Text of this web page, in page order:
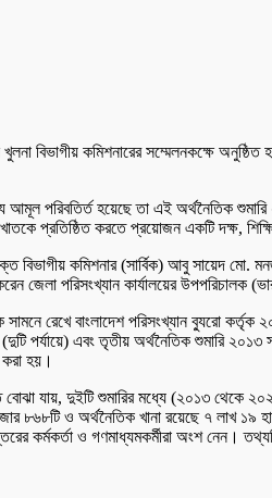
বিভাগীয় কমিশনারের সম্মেলনকক্ষে
আমূল পরিবতির্ত হয়েছে তা এই অর্থনৈতিক
প্রতিষ্ঠিত করতে প্রয়োজন একটি দক্ষ,
বিভাগীয় কমিশনার (সার্বিক) আবু সায়েদ
জেলা পরিসংখ্যান কার্যালয়ের উপপরিচালক
রেখে বাংলাদেশ পরিসংখ্যান ব্যুরো
পর্যায়ে) এবং তৃতীয় অর্থনৈতিক শুমারি ২০১৩
হয়।
যায়, দুইটি শুমারির মধ্যে (২০১৩ থেকে
৮৬৮টি ও অর্থনৈতিক খানা রয়েছে ৭ লাখ
কর্মকর্তা ও গণমাধ্যমকর্মীরা অংশ নেন।